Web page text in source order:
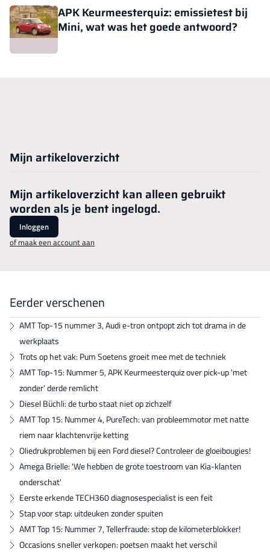
APK Keurmeesterquiz: emissietest bij
Mini, wat was het goede antwoord?
Mijn artikeloverzicht
Mijn artikeloverzicht kan alleen gebruikt
worden als je bent ingelogd.
Inloggen
of maak een account aan
Eerder verschenen
AMT Top-15 nummer 3, Audi e-tron ontpopt zich tot drama in de
werkplaats
Trots op het vak: Pum Soetens groeit mee met de techniek
AMT Top-15: Nummer 5, APK Keurmeesterquiz over pick-up 'met
zonder' derde remlicht
Diesel Büchli: de turbo staat niet op zichzelf
AMT Top 15: Nummer 4, PureTech: van probleemmotor met natte
riem naar klachtenvrije ketting
Oliedrukproblemen bij een Ford diesel? Controleer de gloeibougies!
Amega Brielle: 'We hebben de grote toestroom van Kia-klanten
onderschat'
Eerste erkende TECH360 diagnosespecialist is een feit
Stap voor stap: uitdeuken zonder spuiten
AMT Top 15: Nummer 7, Tellerfraude: stop de kilometerblokker!
Occasions sneller verkopen: poetsen maakt het verschil